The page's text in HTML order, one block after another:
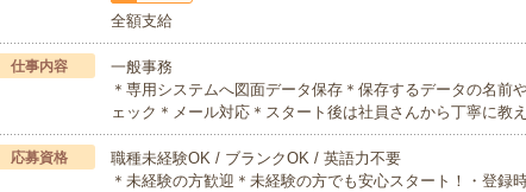
全額支給
仕事内容
一般事務
＊専用システムへ図面データ保存＊保存するデータの名前
ェック＊メール対応＊スタート後は社員さんから丁寧に教
応募資格
職種未経験OK / ブランクOK / 英語力不要
＊未経験の方歓迎＊未経験の方でも安心スタート！・登録